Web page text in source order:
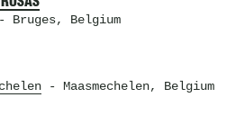
Belgium
- Maasmechelen, Belgium